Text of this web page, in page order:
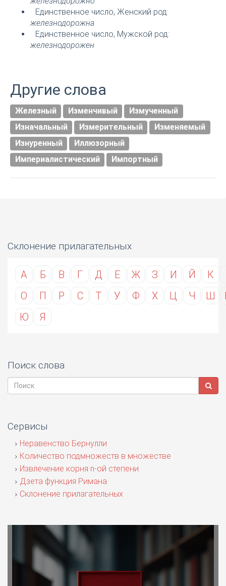
Единственное число, Женский род:
железнодорожна
Единственное число, Мужской род:
железнодорожен
Другие слова
Железный Изменчивый
Измученный
Изначальный
Измерительный
Изменяемый
Изнуренный
Иллюзорный
Империалистический
Импортный
Склонение прилагательных
А Б В Г Д Е Ж З И Й К
О
П Р С Т У Ф Х Ц Ч Ш
Ю
Я
Поиск слова
Сервисы
Неравенство Бернулли
Количество подмножеств в множестве
Извлечение корня n-ой степени
Дзета функция Римана
Склонение прилагательных